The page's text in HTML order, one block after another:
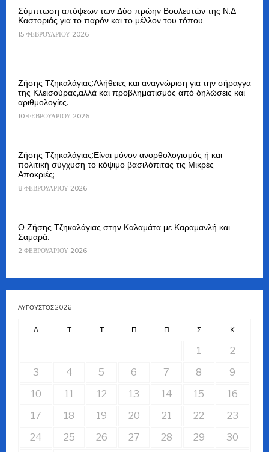
Σύμπτωση απόψεων των Δύο πρώην Βουλευτών της Ν.Δ
Καστοριάς για το παρόν και το μέλλον του τόπου.
15 ΦΕΒΡΟΥΑΡΊΟΥ 2026
Ζήσης Τζηκαλάγιας:Αλήθειες και αναγνώριση για την σήραγγα
της Κλεισούρας,αλλά και προβληματισμός από δηλώσεις και
αριθμολογίες.
10 ΦΕΒΡΟΥΑΡΊΟΥ 2026
Ζήσης Τζηκαλάγιας:Είναι μόνον ανορθολογισμός ή και
πολιτική σύγχυση το κόψιμο βασιλόπιτας τις Μικρές
Αποκριές;
8 ΦΕΒΡΟΥΑΡΊΟΥ 2026
Ο Ζήσης Τζηκαλάγιας στην Καλαμάτα με Καραμανλή και
Σαμαρά.
2 ΦΕΒΡΟΥΑΡΊΟΥ 2026
ΑΎΓΟΥΣΤΟΣ 2026
Δ Τ Τ Π Π Σ Κ
1
2
3
4 5 6 7 8
9
10
11 12 13 14 15
16
17
18 19 20 21 22
23
24
25 26 27 28 29
30